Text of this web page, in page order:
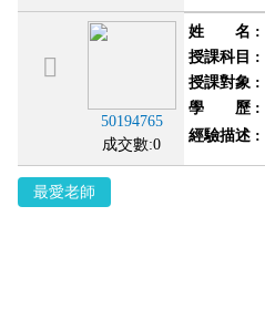
50194765
成交數:0
姓 名 :
授課科目 :
授課對象 :
學 歷 :
經驗描述 :
最愛老師